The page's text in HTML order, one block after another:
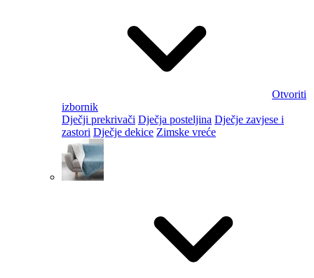
Otvoriti
izbornik
Dječji prekrivači Dječja posteljina Dječje zavjese i
zastori Dječje dekice Zimske vreće